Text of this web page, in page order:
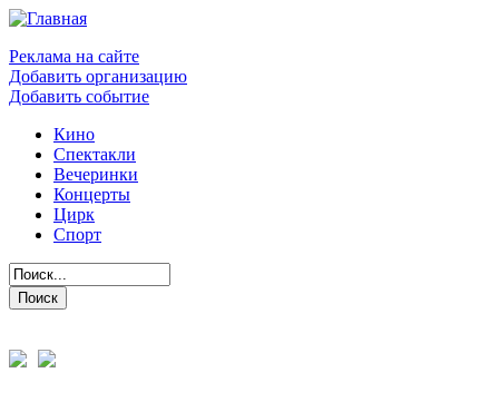
Реклама на сайте
Добавить организацию
Добавить событие
Кино
Спектакли
Вечеринки
Концерты
Цирк
Спорт